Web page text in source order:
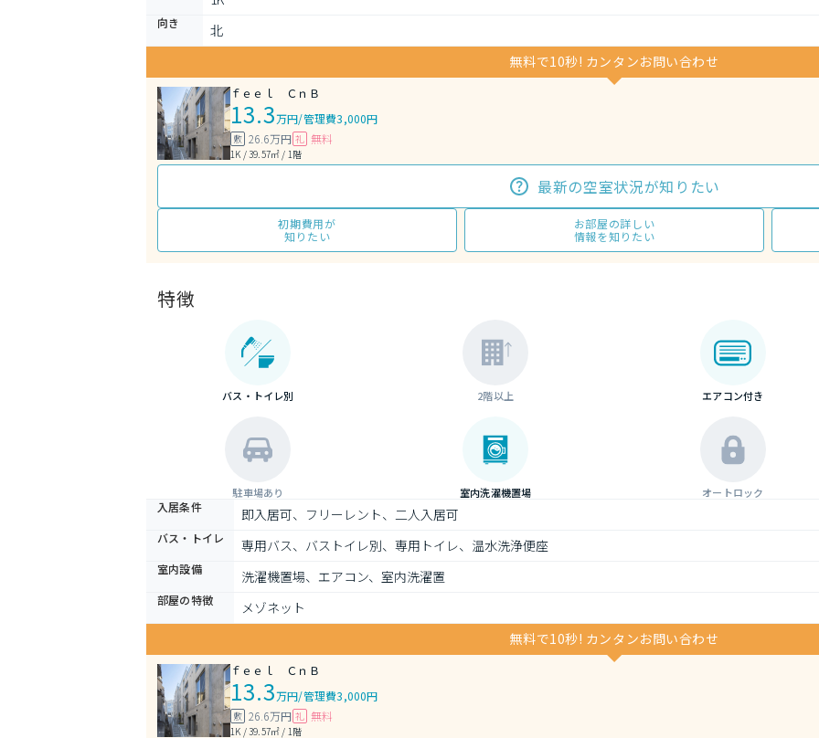
向き
北
無料で10秒! カンタンお問い合わせ
ｆｅｅｌ ＣｎＢ
13.3万円/管理費3,000円
敷 26.6万円 礼 無料
1K / 39.57㎡ / 1階
最新の空室状況が知りたい
初期費用が
知りたい
お部屋の詳しい
情報を知りたい
特徴
バス・トイレ別 2階以上 エアコン付き
駐車場あり 室内洗濯機置場 オートロック
入居条件 即入居可、フリーレント、二人入居可
バス・トイレ 専用バス、バストイレ別、専用トイレ、温水洗浄便座
室内設備 洗濯機置場、エアコン、室内洗濯置
部屋の特徴
メゾネット
無料で10秒! カンタンお問い合わせ
ｆｅｅｌ ＣｎＢ
13.3万円/管理費3,000円
敷 26.6万円 礼 無料
1K / 39.57㎡ / 1階